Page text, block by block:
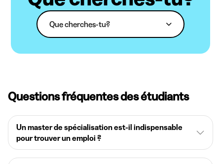
Que cherches-tu?
Questions fréquentes des étudiants
Un master de spécialisation est-il indispensable
pour trouver un emploi ?